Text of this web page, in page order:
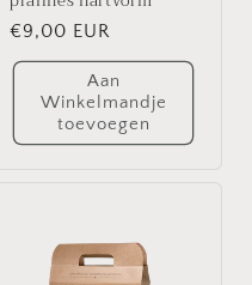
Normale
prijs
€9,00 EUR
Aan
Winkelmandje
toevoegen